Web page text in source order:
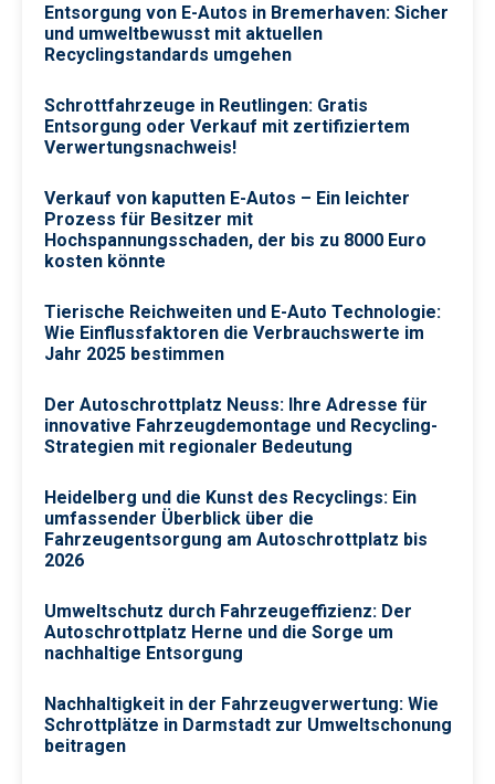
Entsorgung von E-Autos in Bremerhaven: Sicher
und umweltbewusst mit aktuellen
Recyclingstandards umgehen
Schrottfahrzeuge in Reutlingen: Gratis
Entsorgung oder Verkauf mit zertifiziertem
Verwertungsnachweis!
Verkauf von kaputten E-Autos – Ein leichter
Prozess für Besitzer mit
Hochspannungsschaden, der bis zu 8000 Euro
kosten könnte
Tierische Reichweiten und E-Auto Technologie:
Wie Einflussfaktoren die Verbrauchswerte im
Jahr 2025 bestimmen
Der Autoschrottplatz Neuss: Ihre Adresse für
innovative Fahrzeugdemontage und Recycling-
Strategien mit regionaler Bedeutung
Heidelberg und die Kunst des Recyclings: Ein
umfassender Überblick über die
Fahrzeugentsorgung am Autoschrottplatz bis
2026
Umweltschutz durch Fahrzeugeffizienz: Der
Autoschrottplatz Herne und die Sorge um
nachhaltige Entsorgung
Nachhaltigkeit in der Fahrzeugverwertung: Wie
Schrottplätze in Darmstadt zur Umweltschonung
beitragen